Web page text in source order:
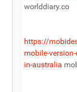
worlddiary.co
https://
mobile-
in-australia